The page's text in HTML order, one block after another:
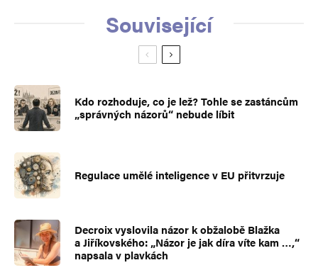
Související
Kdo rozhoduje, co je lež? Tohle se zastáncům
„správných názorů“ nebude líbit
Regulace umělé inteligence v EU přitvrzuje
Decroix vyslovila názor k obžalobě Blažka
a Jiříkovského: „Názor je jak díra víte kam …,“
napsala v plavkách